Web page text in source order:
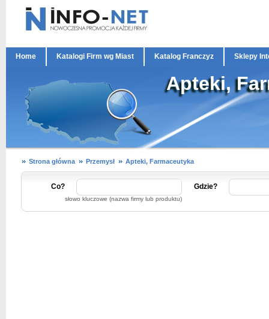
Home Katalogi Firm wg Miast Katalog Franczyz Sklepy
Apteki,
Strona główna Przemysł Apteki, Farmaceutyka
Co?
słowo kluczowe (nazwa firmy lub produktu)
Gdzie?